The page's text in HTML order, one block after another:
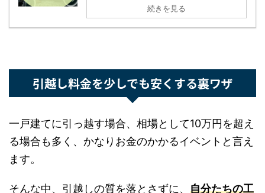
【必見】引越し費用一括見積もりサ
イトを利用したら、9万円も安くな
続きを見る
引越し料金を少しでも安くする裏ワザ
一戸建てに引っ越す場合、相場として10万円を超